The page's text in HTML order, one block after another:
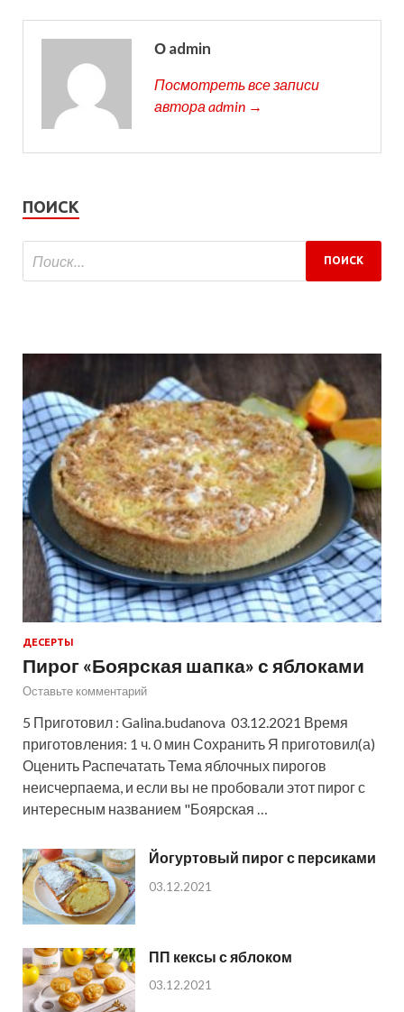
О admin
Посмотреть все записи
автора admin →
ПОИСК
ДЕСЕРТЫ
Пирог «Боярская шапка» с яблоками
Оставьте комментарий
5 Приготовил : Galina.budanova 03.12.2021 Время
приготовления: 1 ч. 0 мин Сохранить Я приготовил(а)
Оценить Распечатать Тема яблочных пирогов
неисчерпаема, и если вы не пробовали этот пирог с
интересным названием "Боярская …
Йогуртовый пирог с персиками
03.12.2021
ПП кексы с яблоком
03.12.2021